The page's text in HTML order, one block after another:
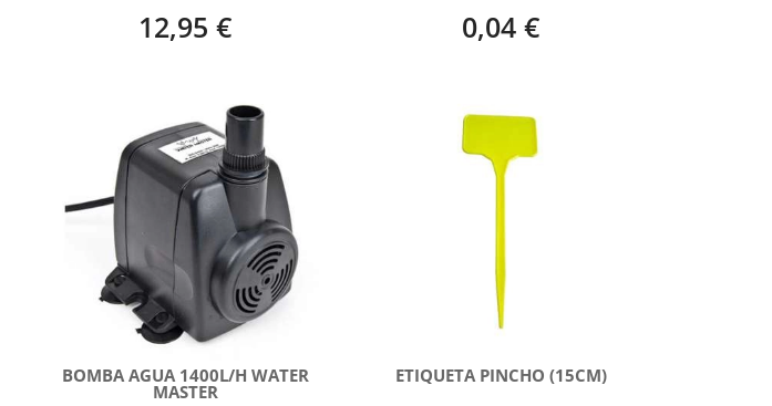
12,95 € 0,04 €
BOMBA AGUA 1400L/H WATER
MASTER
ETIQUETA PINCHO (15CM)